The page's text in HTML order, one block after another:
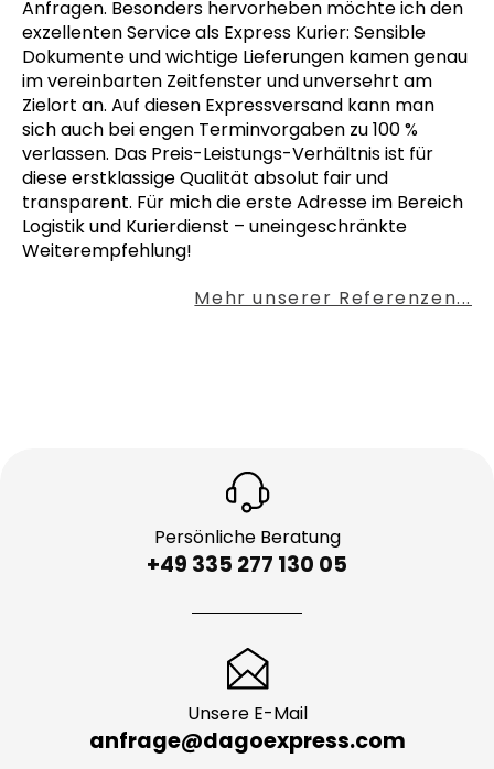
Anfragen. Besonders hervorheben möchte ich den
exzellenten Service als Express Kurier: Sensible
Dokumente und wichtige Lieferungen kamen genau
im vereinbarten Zeitfenster und unversehrt am
Zielort an. Auf diesen Expressversand kann man
sich auch bei engen Terminvorgaben zu 100 %
verlassen. Das Preis-Leistungs-Verhältnis ist für
diese erstklassige Qualität absolut fair und
transparent. Für mich die erste Adresse im Bereich
Logistik und Kurierdienst – uneingeschränkte
Weiterempfehlung!
Mehr unserer Referenzen...
Persönliche Beratung
+49 335 277 130 05
Unsere E-Mail
anfrage@dagoexpress.com